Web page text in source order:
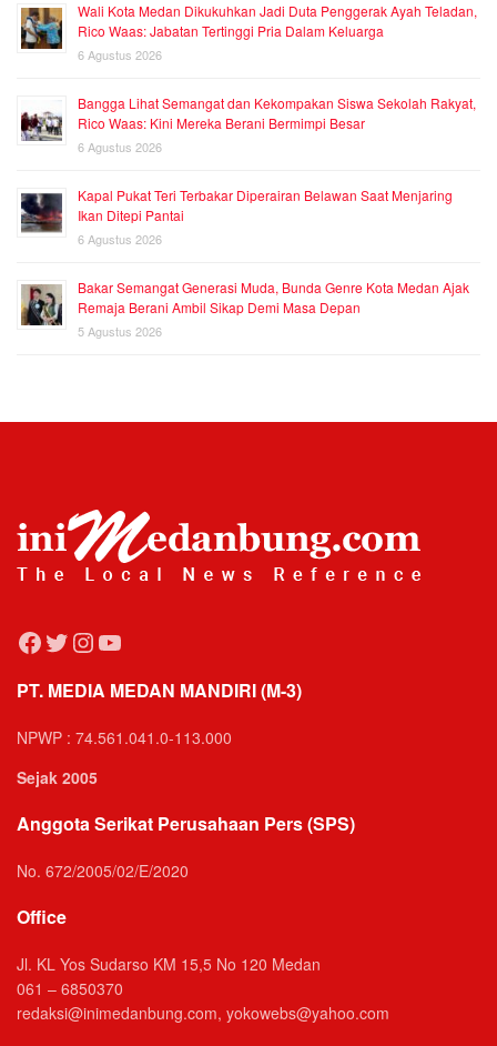
Wali Kota Medan Dikukuhkan Jadi Duta Penggerak Ayah Teladan,
Rico Waas: Jabatan Tertinggi Pria Dalam Keluarga
6 Agustus 2026
Bangga Lihat Semangat dan Kekompakan Siswa Sekolah Rakyat,
Rico Waas: Kini Mereka Berani Bermimpi Besar
6 Agustus 2026
Kapal Pukat Teri Terbakar Diperairan Belawan Saat Menjaring
Ikan Ditepi Pantai
6 Agustus 2026
Bakar Semangat Generasi Muda, Bunda Genre Kota Medan Ajak
Remaja Berani Ambil Sikap Demi Masa Depan
5 Agustus 2026
Facebook
Twitter
Instagram
YouTube
PT. MEDIA MEDAN MANDIRI (M-3)
NPWP : 74.561.041.0-113.000
Sejak 2005
Anggota Serikat Perusahaan Pers (SPS)
No. 672/2005/02/E/2020
Office
Jl. KL Yos Sudarso KM 15,5 No 120 Medan
061 – 6850370
redaksi@inimedanbung.com, yokowebs@yahoo.com